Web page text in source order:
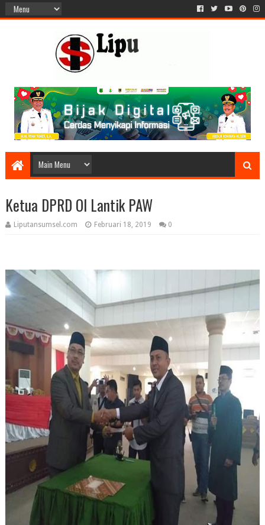
Ketua DPRD OI Lantik PAW
Liputansumsel.com Februari 18, 2019 0